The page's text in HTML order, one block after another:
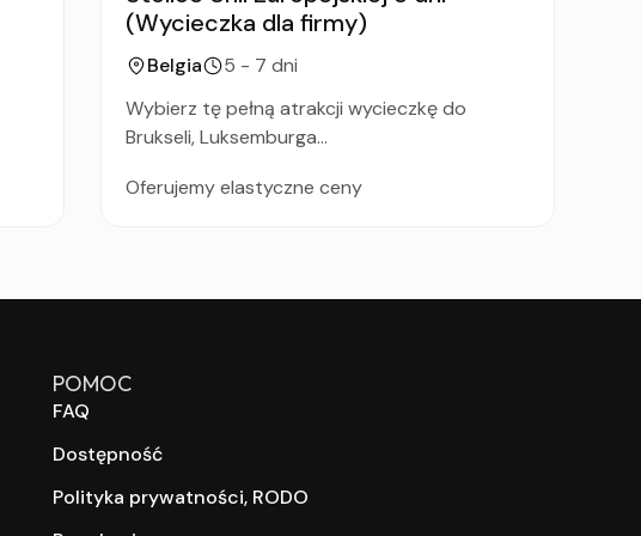
(Wycieczka dla firmy)
Belgia
5 - 7 dni
Wybierz tę pełną atrakcji wycieczkę do
Brukseli, Luksemburga...
Oferujemy elastyczne ceny
POMOC
FAQ
Dostępność
Polityka prywatności, RODO